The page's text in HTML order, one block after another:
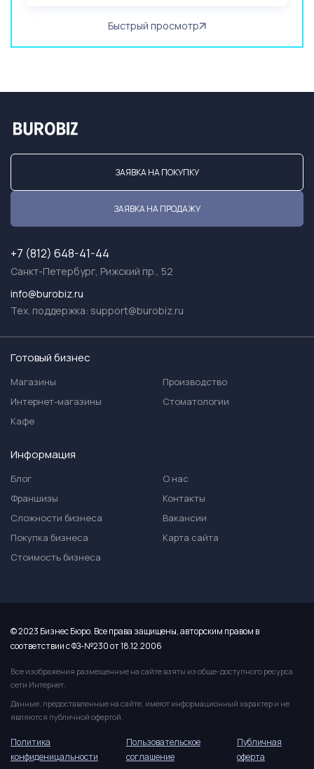
Быстрый просмотр
ЗАЯВКА НА ПОКУПКУ
ЗАЯВКА НА ПРОДАЖУ
+7 (812) 648-41-44
Санкт-Петербург, Рижский пр., 52
info@burobiz.ru
Тех. поддержка: support@burobiz.ru
Готовый бизнес
Магазины
Интернет-магазины
Кафе
Производство
Стоматологии
Информация
Блог
Франшизы
Сложности бизнеса
Покупка бизнеса
Стоимость бизнеса
О нас
Контакты
Вакансии
Карта сайта
© 2023 Бизнес Бюро. Все права защищены, авторским правом в
соответствии с ФЗ-№230 от 18.12.2006
Все изображения размещенные на сайте взяты из обще-доступного ресурса
сети Интернет.
Данные, предоставленные на сайте, имеют информационный характер и не
являются публичной офертой.
Политика
конфиденицальности
Пользовательское
соглашение
Публичная
оферта